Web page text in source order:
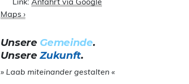
Maps ›
Unsere Gemeinde.
UnsereZukunft.
» Laab miteinander gestalten «